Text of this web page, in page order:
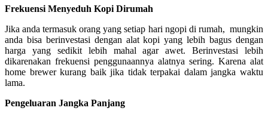
Frekuensi Menyeduh Kopi Dirumah
Jika anda termasuk orang yang setiap hari ngopi di rumah, mungkin
anda bisa berinvestasi dengan alat kopi yang lebih bagus dengan
harga yang sedikit lebih mahal agar awet. Berinvestasi lebih
dikarenakan frekuensi penggunaannya alatnya sering. Karena alat
home brewer kurang baik jika tidak terpakai dalam jangka waktu
lama.
Pengeluaran Jangka Panjang